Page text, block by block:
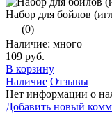
Набор для бойлов
(0)
Наличие: много
109 руб.
В корзину
Наличие Отзывы
Нет информации о
Добавить новый